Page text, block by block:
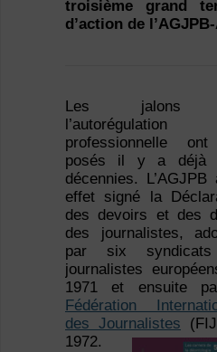
troisième grand
d’action de
Les jalons
l’autorégulation
professionnelle
posés il y a déjà
décennies. L’AGJPB
effet signé la
des devoirs et des
des journalistes,
par six
journalistes
1971 et ensuite
Fédération
des Journalistes
1972.